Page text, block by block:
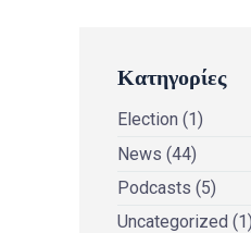
Κατηγορίες
Election (1)
News (44)
Podcasts (5)
Uncategorized (1)